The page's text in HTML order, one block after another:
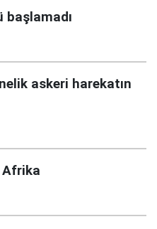
başlamadı
askeri harekatın
Afrika